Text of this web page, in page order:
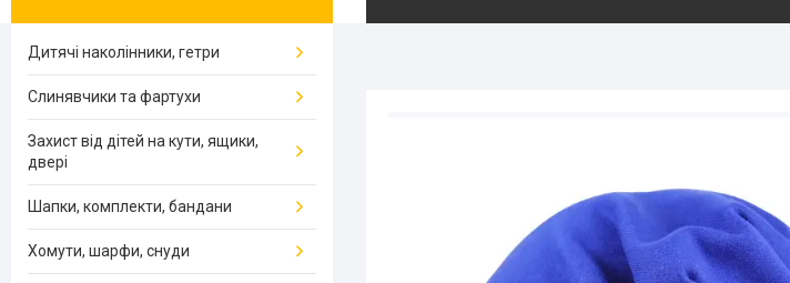
Дитячі наколінники, гетри
Слинявчики та фартухи
Захист від дітей на кути, ящики,
двері
Шапки, комплекти, бандани
Хомути, шарфи, снуди